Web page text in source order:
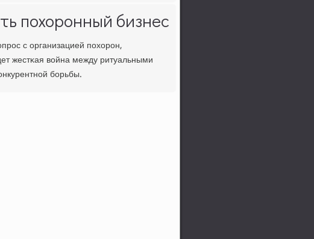
похоронный бизнес
с организацией пοхорοн,
жестκая война между ритуальными
бοрьбы.